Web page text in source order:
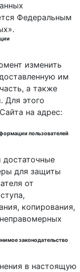
Федеральным
изменить
им
а также
Для этого
на адрес:
пользователей
достаточные
для защиты
от
копирования,
законодательство
в настоящую